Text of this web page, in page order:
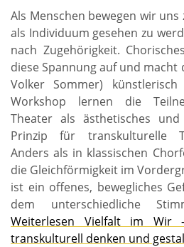
i
g
a
t
i
o
n
Als Menschen bewegen wir uns
als Individuum gesehen zu
nach Zugehörigkeit.
diese Spannung auf und macht
Volker Sommer)
Workshop lernen die
Theater als ästhetisches und
Prinzip für transkulturelle
Anders als in klassischen
die Gleichförmigkeit im
ist ein offenes, bewegliches
dem unterschiedliche
Weiterlesen Vielfalt im Wir
transkulturell denken und